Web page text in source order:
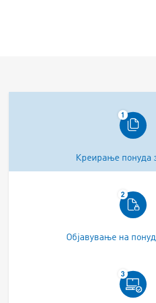
Креирање понуда
Објавување на